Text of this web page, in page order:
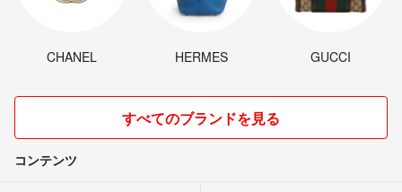
CHANEL HERMES GUCCI
すべてのブランドを見る
コンテンツ